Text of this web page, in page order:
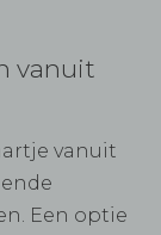
vanuit
vanuit
Een optie